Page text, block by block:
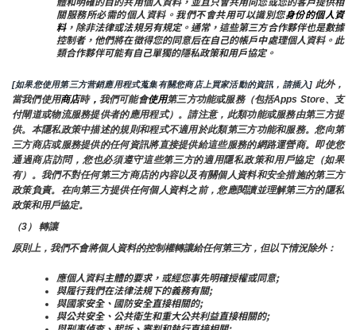
關服務所必需的個人資料。我們不會共用可以識別您身份的個人資
料，除非法律或法規另有規定。通常，這些第三方合作夥伴也是數據
控制者，他們將在徵得您的同意后在自己的帳戶中處理個人資料。此
類合作夥伴可能有自己單獨的隱私政策和用戶協定。
[如果您使用第三方营銷應用程式蒐集有關您商店上買家活動的資訊，請插入] 此外，
當我們使用商店時， 我們可能會使用第三方功能或服務（包括Apps Store、支
付閘道或物流服務提供者的應用程式）。請注意，此類功能或服務由第三方提
供。本隱私政策中描述的規則和程式不適用於此類第三方功能和服務。您向第
三方商店或服務提供的任何資訊將直接提供給這些服務的網路運營商。即使您
通過商店訪問，您也必須遵守這些第三方的適用隱私政策和用戶協定（如果
有）。我們不對任何第三方商店的內容以及有關個人資料和安全措施的第三方
政策負責。在向第三方提供任何個人資料之前，您應閱讀並理解第三方的隱私
政策和用戶協定。
（3） 轉讓
原則上，我們不會將個人資料的控制權轉讓給任何第三方，但以下情況除外：
應個人資料主體的要求，或經您事先明確授權或同意;
與履行我們在法律法規下的義務有關;
與國家安全、國防安全直接相關的;
與公共安全、公共衛生和重大公共利益直接相關的;